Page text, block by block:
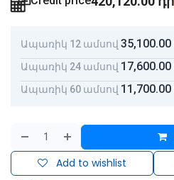
Ապառիկ 12 ամսով 35,100.00
Ապառիկ 24 ամսով 17,600.00
Ապառիկ 60 ամսով 11,700.00
Add to wishlist